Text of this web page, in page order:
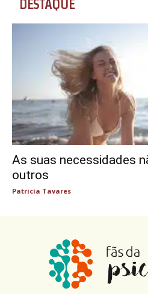
DESTAQUE
As suas necessidades
outros
Patricia Tavares